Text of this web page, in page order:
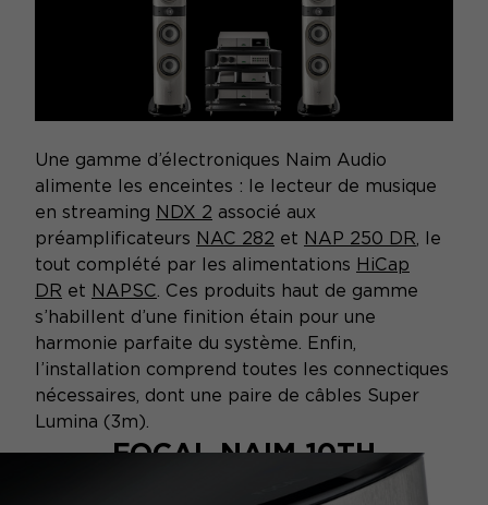
Une gamme d’électroniques Naim Audio
alimente les enceintes : le lecteur de musique
en streaming NDX 2 associé aux
préamplificateurs NAC 282 et NAP 250 DR , le
tout complété par les alimentations HiCap
DR et NAPSC . Ces produits haut de gamme
s’habillent d’une finition étain pour une
harmonie parfaite du système. Enfin,
l’installation comprend toutes les connectiques
nécessaires, dont une paire de câbles Super
Lumina (3m).
FOCAL NAIM 10TH
ANNIVERSARY EDITION